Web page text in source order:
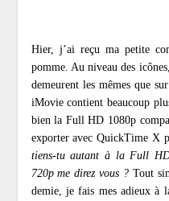
Hier, j’ai reçu ma petite
pomme. Au niveau des
demeurent les mêmes que
iMovie contient beaucoup
bien la Full HD 1080p
exporter avec QuickTime X
tiens-tu autant à la Full
720p me direz vous ? Tout
demie, je fais mes adieux à